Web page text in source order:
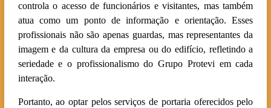
controla o acesso de funcionários e visitantes, mas também
atua como um ponto de informação e orientação. Esses
profissionais não são apenas guardas, mas representantes da
imagem e da cultura da empresa ou do edifício, refletindo a
seriedade e o profissionalismo do Grupo Protevi em cada
interação.
Portanto, ao optar pelos serviços de portaria oferecidos pelo